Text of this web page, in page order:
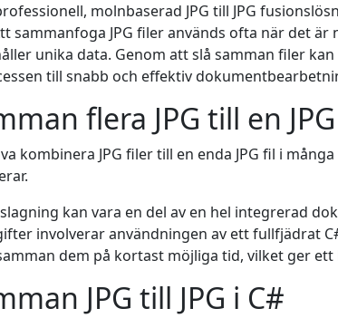
molnbaserad JPG till JPG
sammanfoga JPG filer används ofta när det
unika data. Genom att slå samman filer
till snabb och effektiv
flera JPG till en
kombinera JPG filer till en enda JPG fil i
kan vara en del av en hel integrerad
involverar användningen av ett fullfjädrat
dem på kortast möjliga tid, vilket ger
JPG till JPG i C#